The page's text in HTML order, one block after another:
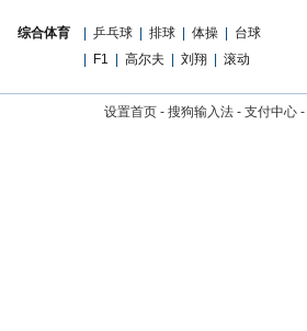
综合体育 乒乓球 排球 体操
台球
F1 高尔夫 刘翔 滚动
设置首页 - 搜狗输入法 - 支付中心 -